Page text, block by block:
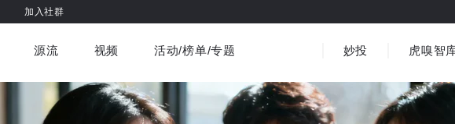
加入社群
车与出行 商业消费 社会文化 金融财经 出海
书影音 3C数码 观点
源流 视频
虎嗅视界 视频精选
活动/榜单/专题 妙投 虎嗅智